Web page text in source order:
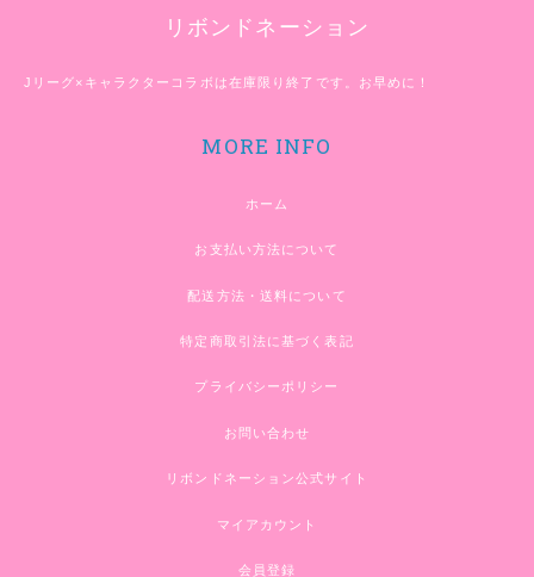
リボンドネーション
Jリーグ×キャラクターコラボは在庫限り終了です。お早めに！
MORE INFO
ホーム
お支払い方法について
配送方法・送料について
特定商取引法に基づく表記
プライバシーポリシー
お問い合わせ
リボンドネーション公式サイト
マイアカウント
会員登録